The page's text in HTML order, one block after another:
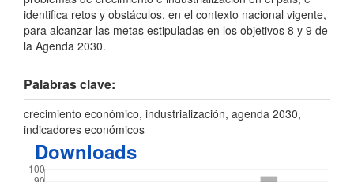
identifica retos y obstáculos, en el contexto nacional vigente,
para alcanzar las metas estipuladas en los objetivos 8 y 9 de
la Agenda 2030.
Palabras clave:
crecimiento económico, industrialización, agenda 2030,
indicadores económicos
Downloads